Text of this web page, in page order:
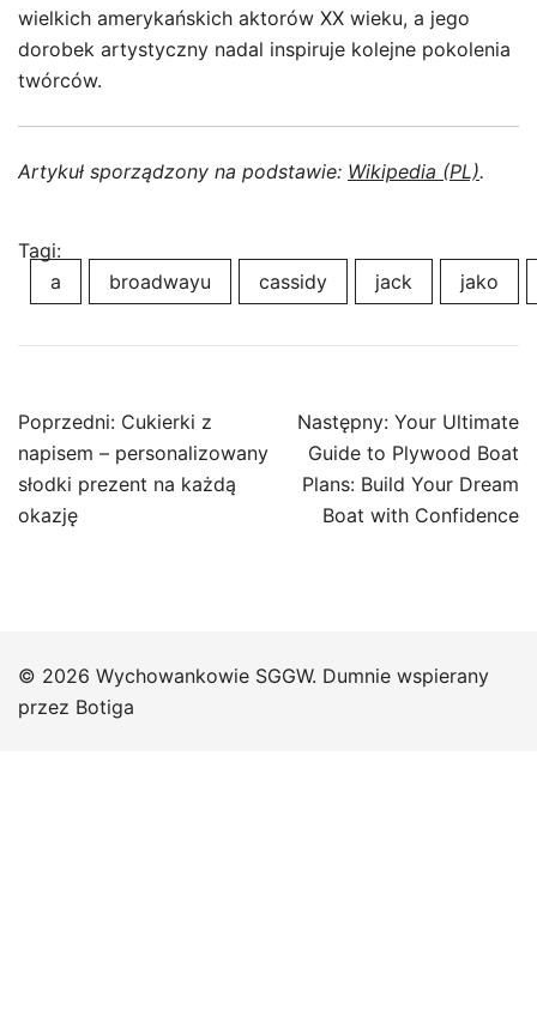
wielkich amerykańskich aktorów XX wieku, a jego
dorobek artystyczny nadal inspiruje kolejne pokolenia
twórców.
Artykuł sporządzony na podstawie: Wikipedia (PL).
Tagi:
a
broadwayu cassidy jack jako
Nawigacja
wpisu
Poprzedni: Cukierki z
napisem – personalizowany
słodki prezent na każdą
okazję
Następny: Your Ultimate
Guide to Plywood Boat
Plans: Build Your Dream
Boat with Confidence
© 2026 Wychowankowie SGGW. Dumnie wspierany
przez Botiga